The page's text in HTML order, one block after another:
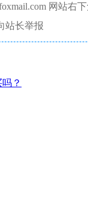
网站右
站长举报
？